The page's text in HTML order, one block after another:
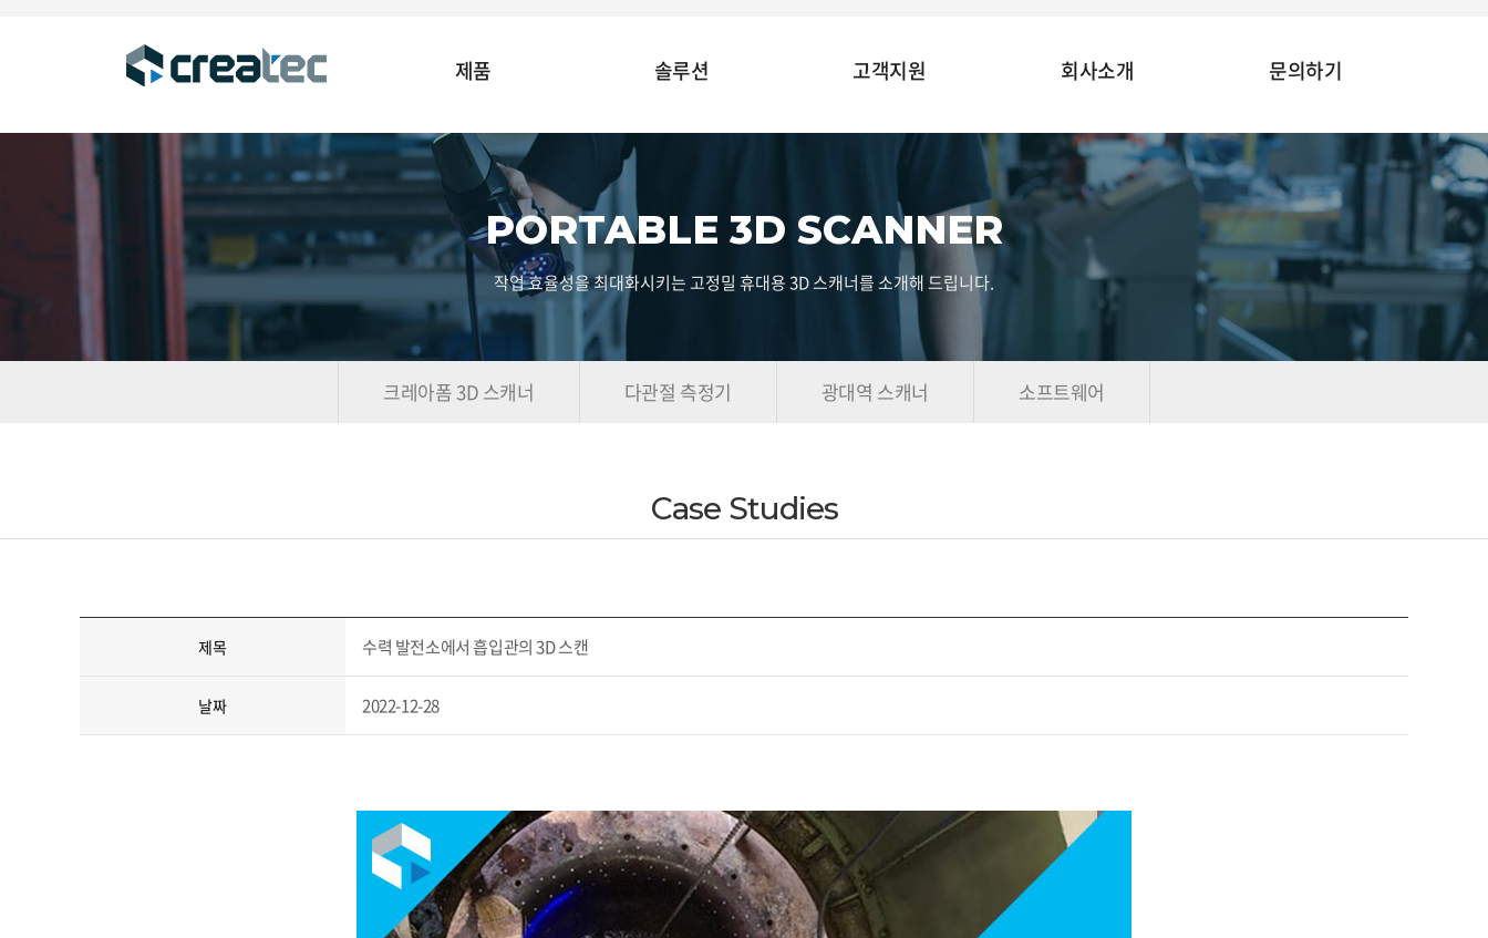
제품 솔루션 고객지원 회사소개 문의하기
PORTABLE 3D SCANNER
작업 효율성을 최대화시키는 고정밀 휴대용 3D 스캐너를 소개해 드립니다.
크레아폼 3D 스캐너 다관절 측정기 광대역 스캐너 소프트웨어
Case Studies
제목 수력 발전소에서 흡입관의 3D 스캔
날짜 2022-12-28